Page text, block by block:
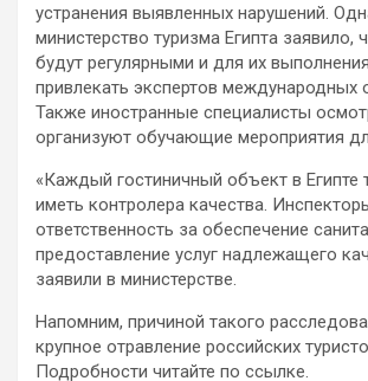
устранения выявленных нарушений.
министерство туризма Египта заявило,
будут регулярными и для их
привлекать экспертов международных
Также иностранные специалисты
организуют обучающие мероприятия
«Каждый гостиничный объект в Египте
иметь контролера качества.
ответственность за обеспечение
предоставление услуг надлежащего
заявили в министерстве.
Напомним, причиной такого
крупное отравление российских
Подробности читайте по ссылке.